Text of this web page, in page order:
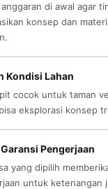
di awal agar
konsep dan
Kondisi Lahan
cocok untuk taman
eksplorasi konsep
Pengerjaan
yang dipilih
untuk ketenangan